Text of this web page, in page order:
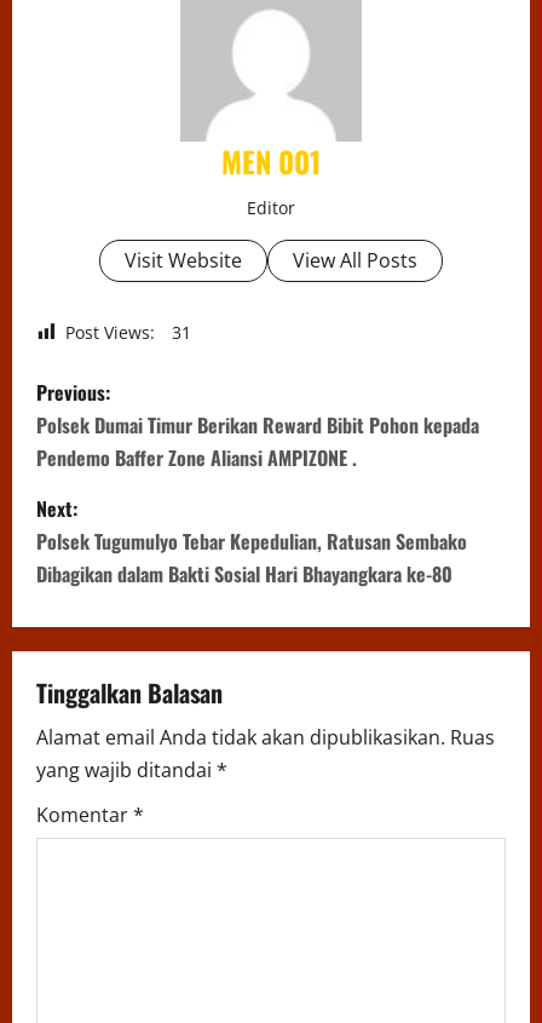
MEN 001
Editor
Visit Website View All Posts
Post Views: 31
P
o
s
t
n
a
v
i
g
a
Previous:
Polsek Dumai Timur Berikan Reward Bibit Pohon kepada
Pendemo Baffer Zone Aliansi AMPIZONE .
Next:
Polsek Tugumulyo Tebar Kepedulian, Ratusan Sembako
Dibagikan dalam Bakti Sosial Hari Bhayangkara ke-80
Tinggalkan Balasan
Alamat email Anda tidak akan dipublikasikan. Ruas
yang wajib ditandai *
Komentar*